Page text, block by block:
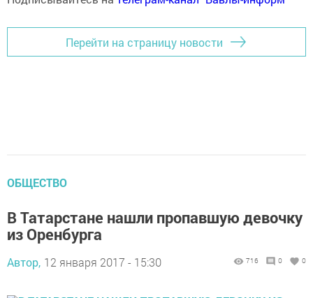
Перейти на страницу новости
ОБЩЕСТВО
В Татарстане нашли пропавшую девочку
из Оренбурга
Автор, 12 января 2017 - 15:30 716 0 0